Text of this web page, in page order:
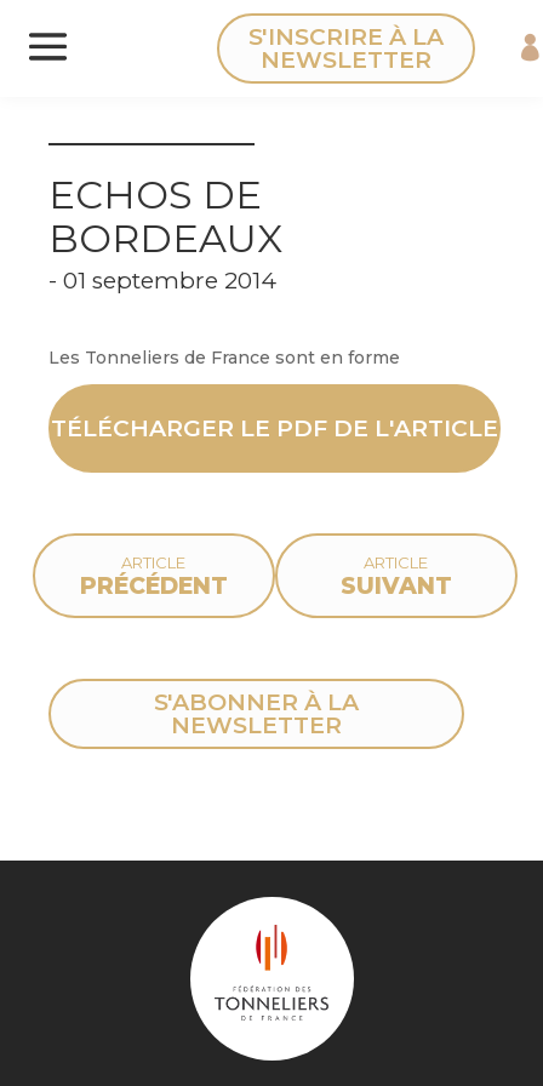
Panneau de gestion des cookies
S'INSCRIRE À LA
NEWSLETTER
ECHOS DE
BORDEAUX
- 01 septembre 2014
Les Tonneliers de France sont en forme
TÉLÉCHARGER LE PDF DE L'ARTICLE
ARTICLE
PRÉCÉDENT
ARTICLE
SUIVANT
S'ABONNER À LA
NEWSLETTER